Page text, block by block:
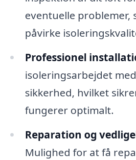
eventuelle problemer,
påvirke
Professionel
isoleringsarbejdet
sikkerhed, hvilket
fungerer optimalt.
Reparation og
Mulighed for at få